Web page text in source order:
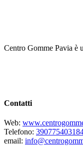
Centro Gomme Pavia è
Contatti
Web:
Telefono:
email: